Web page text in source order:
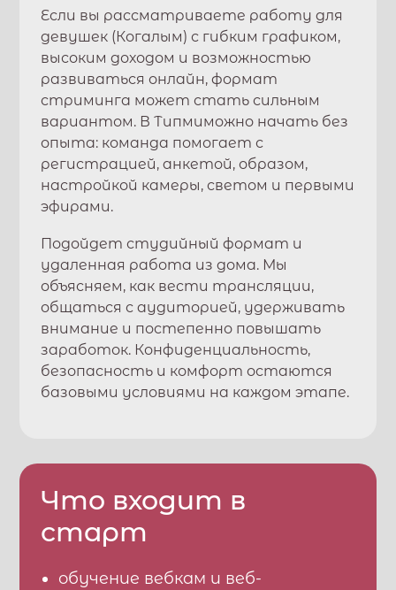
Если вы рассматриваете работу для
девушек (Когалым) с гибким графиком,
высоким доходом и возможностью
развиваться онлайн, формат
стриминга может стать сильным
вариантом. ВТипмиможно начать без
опыта: команда помогает с
регистрацией, анкетой, образом,
настройкой камеры, светом и первыми
эфирами.
Подойдет студийный формат и
удаленная работа из дома. Мы
объясняем, как вести трансляции,
общаться с аудиторией, удерживать
внимание и постепенно повышать
заработок. Конфиденциальность,
безопасность и комфорт остаются
базовыми условиями на каждом этапе.
Что входит в
старт
обучение вебкам и веб-